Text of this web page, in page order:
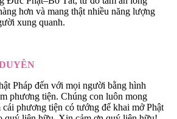
hơn và mang thật nhiều năng lượng
xung quanh.
Pháp đến với mọi người bằng hình
phương tiện. Chúng con luôn mong
phương tiện có tướng để khai mở Phật